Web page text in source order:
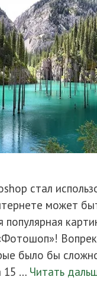
стал
может
было бы
15 … Читать